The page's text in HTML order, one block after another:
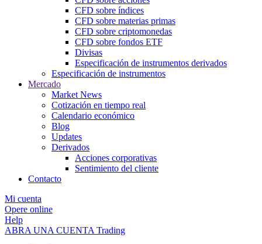
CFD sobre índices
CFD sobre materias primas
CFD sobre criptomonedas
CFD sobre fondos ETF
Divisas
Especificación de instrumentos derivados
Especificación de instrumentos
Mercado
Market News
Cotización en tiempo real
Calendario económico
Blog
Updates
Derivados
Acciones corporativas
Sentimiento del cliente
Contacto
Mi cuenta
Opere online
Help
ABRA UNA CUENTA Trading